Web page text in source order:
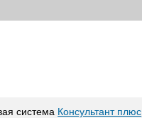
система Консультант плюс